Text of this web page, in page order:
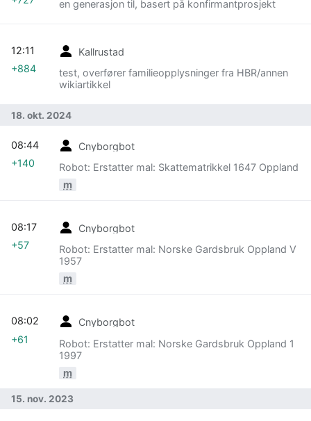
en generasjon til, basert på konfirmantprosjekt
Kallrustad
test, overfører familieopplysninger fra HBR/annen
wikiartikkel
12:11
+884
18. okt. 2024
Cnyborgbot
Robot: Erstatter mal: Skattematrikkel 1647 Oppland
m
08:44
+140
Cnyborgbot
Robot: Erstatter mal: Norske Gardsbruk Oppland V
1957
m
08:17
+57
Cnyborgbot
Robot: Erstatter mal: Norske Gardsbruk Oppland 1
1997
m
08:02
+61
15. nov. 2023